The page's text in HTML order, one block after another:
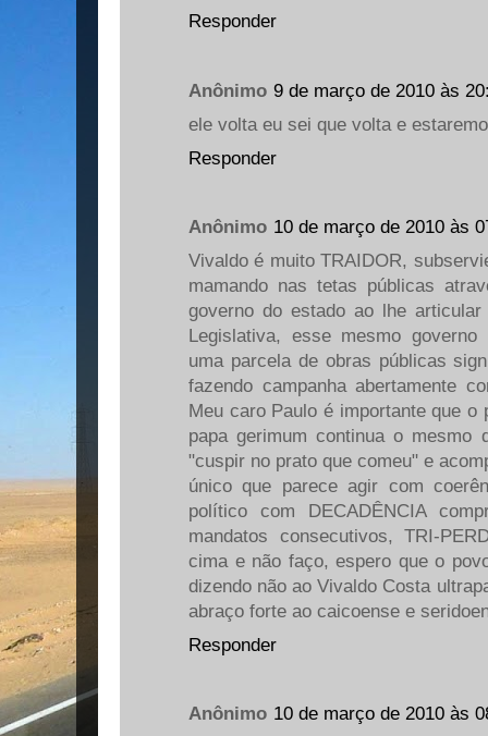
Responder
Anônimo 9 de março de 2010 às
ele volta eu sei que volta e
Responder
Anônimo 10 de março de 2010 às
Vivaldo é muito TRAIDOR,
mamando nas tetas públicas
governo do estado ao lhe
Legislativa, esse mesmo
uma parcela de obras públicas
fazendo campanha abertamente
Meu caro Paulo é importante que o
papa gerimum continua o mesmo
"cuspir no prato que comeu" e
único que parece agir com
político com DECADÊNCIA
mandatos consecutivos, TRI-
cima e não faço, espero que o
dizendo não ao Vivaldo Costa
abraço forte ao caicoense e
Responder
Anônimo 10 de março de 2010 às